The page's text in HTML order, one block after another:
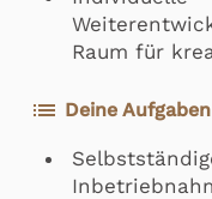
Raum für
list Deine Aufgaben